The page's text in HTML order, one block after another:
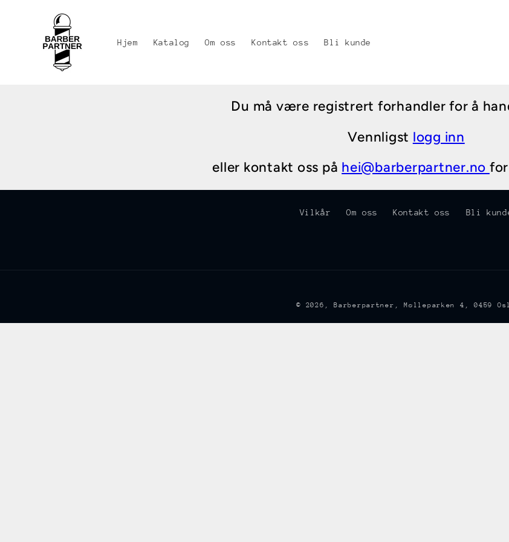
innholdet
Hjem Katalog Om oss Kontakt oss Bli kunde
Du må være registrert forhandler for å
Vennligst logg inn
eller kontakt oss på hei@barberpartner.no
Vilkår Om oss Kontakt oss Bli
© 2026,Barberpartner , Mølleparken 4, 0459